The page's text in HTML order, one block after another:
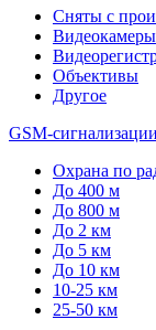
Сняты с
Видеокамеры
Объективы
Другое
GSM-
Охрана по
До 400 м
До 800 м
До 2 км
До 5 км
До 10 км
10-25 км
25-50 км